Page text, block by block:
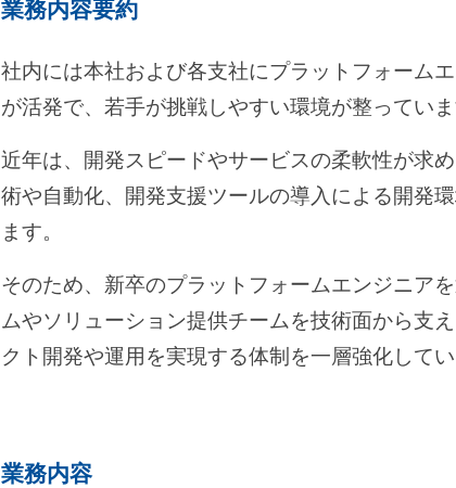
業務内容要約
社内には本社および各支社にプラットフォーム
が活発で、若手が挑戦しやすい環境が整っていま
近年は、開発スピードやサービスの柔軟性が求
術や自動化、開発支援ツールの導入による開発
ます。
そのため、新卒のプラットフォームエンジニア
ムやソリューション提供チームを技術面から支
クト開発や運用を実現する体制を一層強化して
業務内容